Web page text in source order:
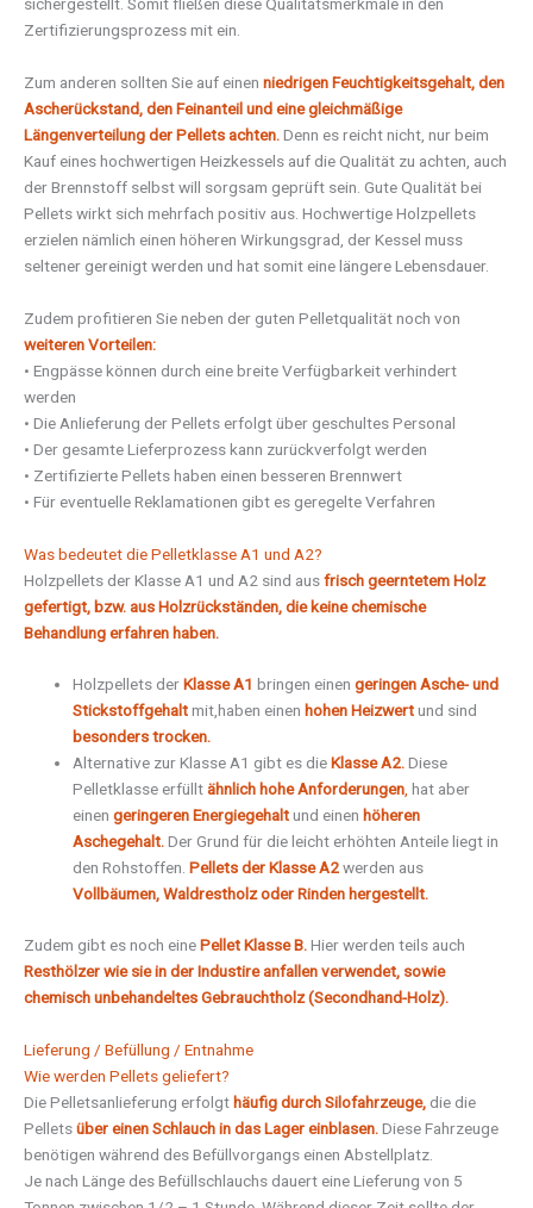
Zertifizierungsprozess mit ein.
Zum anderen sollten Sie auf einen niedrigen Feuchtigkeitsgehalt, den
Ascherückstand, den Feinanteil und eine gleichmäßige
Längenverteilung der Pellets achten.Denn es reicht nicht, nur beim
Kauf eines hochwertigen Heizkessels auf die Qualität zu achten, auch
der Brennstoff selbst will sorgsam geprüft sein. Gute Qualität bei
Pellets wirkt sich mehrfach positiv aus. Hochwertige Holzpellets
erzielen nämlich einen höheren Wirkungsgrad, der Kessel muss
seltener gereinigt werden und hat somit eine längere Lebensdauer.
Zudem profitieren Sie neben der guten Pelletqualität noch von
weiteren Vorteilen:
• Engpässe können durch eine breite Verfügbarkeit verhindert
werden
• Die Anlieferung der Pellets erfolgt über geschultes Personal
• Der gesamte Lieferprozess kann zurückverfolgt werden
• Zertifizierte Pellets haben einen besseren Brennwert
• Für eventuelle Reklamationen gibt es geregelte Verfahren
Was bedeutet die Pelletklasse A1 und A2?
Holzpellets der Klasse A1 und A2 sind ausfrisch geerntetem Holz
gefertigt, bzw. aus Holzrückständen, die keine chemische
Behandlung erfahren haben.
Holzpellets derKlasse A1 bringen einengeringen Asche- und
Stickstoffgehaltmit,haben einen hohen Heizwertund sind
besonders trocken.
Alternative zur Klasse A1 gibt es dieKlasse A2.Diese
Pelletklasse erfülltähnlich hohe Anforderungen, hat aber
einengeringeren Energiegehaltund einen höheren
Aschegehalt.Der Grund für die leicht erhöhten Anteile liegt in
den Rohstoffen.Pellets der Klasse A2werden aus
Vollbäumen, Waldrestholz oder Rinden hergestellt.
Zudem gibt es noch einePellet Klasse B.Hier werden teils auch
Resthölzer wie sie in der Industire anfallen verwendet, sowie
chemisch unbehandeltes Gebrauchtholz (Secondhand-Holz).
Lieferung / Befüllung / Entnahme
Wie werden Pellets geliefert?
Die Pelletsanlieferung erfolgt häufig durch Silofahrzeuge, die die
Pelletsüber einen Schlauch in das Lager einblasen.Diese Fahrzeuge
benötigen während des Befüllvorgangs einen Abstellplatz.
Je nach Länge des Befüllschlauchs dauert eine Lieferung von 5